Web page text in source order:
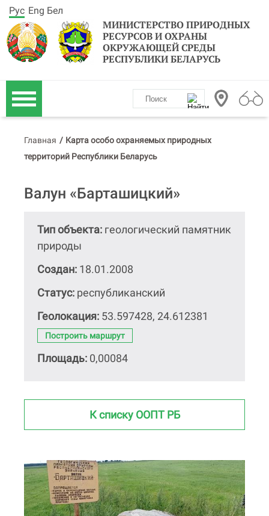
МИНИСТЕРСТВО ПРИРОДНЫХ
РЕСУРСОВ И ОХРАНЫ
ОКРУЖАЮЩЕЙ СРЕДЫ
РЕСПУБЛИКИ БЕЛАРУСЬ
Рус Eng Бел
Главная / Карта особо охраняемых природных
территорий Республики Беларусь
Валун «Барташицкий»
Тип объекта: геологический памятник
природы
Создан: 18.01.2008
Статус: республиканский
Геолокация: 53.597428, 24.612381
Построить маршрут
Площадь: 0,00084
К списку ООПТ РБ